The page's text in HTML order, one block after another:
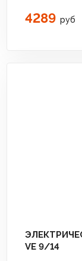
4289 руб
VE 9/14